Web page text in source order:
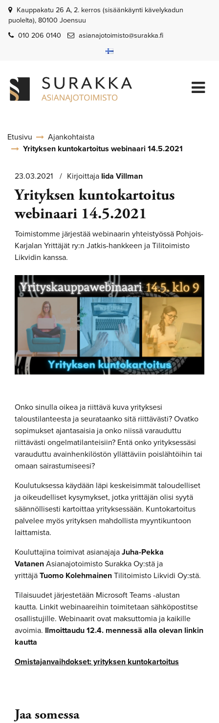
Siirry pääsisältöön
Kauppakatu 26 A, 2. kerros (sisäänkäynti kävelykadun
puolelta), 80100 Joensuu
010 206 0140
asianajotoimisto@surakka.fi
Etusivu
Ajankohtaista
Yrityksen kuntokartoitus webinaari 14.5.2021
23.03.2021 Kirjoittaja Iida Villman
Yrityksen kuntokartoitus
webinaari 14.5.2021
Toimistomme järjestää webinaarin yhteistyössä Pohjois-
Karjalan Yrittäjät ry:n Jatkis-hankkeen ja Tilitoimisto
Likvidin kanssa.
Onko sinulla oikea ja riittävä kuva yrityksesi
taloustilanteesta ja seurataanko sitä riittävästi? Ovatko
sopimukset ajantasaisia ja onko niissä varauduttu
riittävästi ongelmatilanteisiin? Entä onko yrityksessäsi
varauduttu avainhenkilöstön yllättäviin poislähtöihin tai
omaan sairastumiseesi?
Koulutuksessa käydään läpi keskeisimmät taloudelliset
ja oikeudelliset kysymykset, jotka yrittäjän olisi syytä
säännöllisesti kartoittaa yrityksessään. Kuntokartoitus
palvelee myös yrityksen mahdollista myyntikuntoon
laittamista.
Kouluttajina toimivat asianajaja Juha-Pekka
Vatanen Asianajotoimisto Surakka Oy:stä ja
yrittäjä Tuomo Kolehmainen Tilitoimisto Likvidi Oy:stä.
Tilaisuudet järjestetään Microsoft Teams -alustan
kautta. Linkit webinaareihin toimitetaan sähköpostitse
osallistujille. Webinaarit ovat maksuttomia ja kaikille
avoimia. Ilmoittaudu 12.4. mennessä alla olevan linkin
kautta
Omistajanvaihdokset: yrityksen kuntokartoitus
Jaa somessa